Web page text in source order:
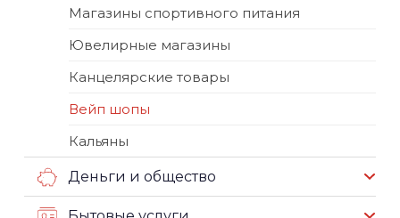
Магазины спортивного питания
Ювелирные магазины
Канцелярские товары
Вейп шопы
Кальяны
Деньги и общество